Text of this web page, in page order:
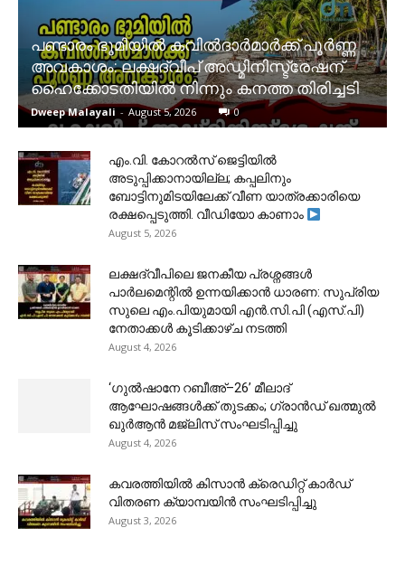
പണ്ടാരം ഭൂമിയിൽ കവിൽദാർമാർക്ക് പൂർണ്ണ
അവകാശം: ലക്ഷദ്വീപ് അഡ്മിനിസ്ട്രേഷന്
ഹൈക്കോടതിയിൽ നിന്നും കനത്ത തിരിച്ചടി
Dweep Malayali - August 5, 2026 0
​എം.വി. കോറൽസ് ജെട്ടിയിൽ
അടുപ്പിക്കാനായില്ല; കപ്പലിനും
ബോട്ടിനുമിടയിലേക്ക് വീണ യാത്രക്കാരിയെ
രക്ഷപ്പെടുത്തി. വീഡിയോ കാണാം
August 5, 2026
ലക്ഷദ്വീപിലെ ജനകീയ പ്രശ്നങ്ങൾ
പാർലമെന്റിൽ ഉന്നയിക്കാൻ ധാരണ: സുപ്രിയ
സുലെ എം.പിയുമായി എൻ.സി.പി (എസ്.പി)
നേതാക്കൾ കൂടിക്കാഴ്ച നടത്തി
August 4, 2026
‘ഗുൽഷാനേ റബീഅ്–26’ മീലാദ്
ആഘോഷങ്ങൾക്ക് തുടക്കം; ഗ്രാൻഡ് ഖത്മുൽ
ഖുർആൻ മജ്‌ലിസ് സംഘടിപ്പിച്ചു
August 4, 2026
കവരത്തിയിൽ കിസാൻ ക്രെഡിറ്റ് കാർഡ്
വിതരണ ക്യാമ്പയിൻ സംഘടിപ്പിച്ചു
August 3, 2026